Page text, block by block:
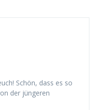
Schön, dass es so
der jüngeren